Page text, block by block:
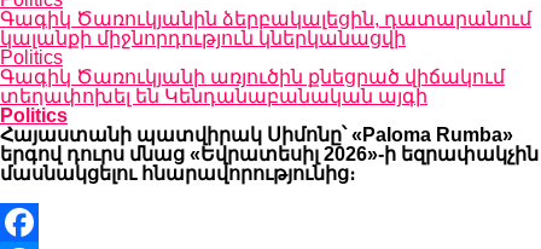
Գագիկ Ծառուկյանին ձերբակալեցին, դատարանում
կալանքի միջնորդություն կներկանացվի
Politics
Գագիկ Ծառուկյանի առյուծին քնեցրած վիճակում
տեղափոխել են Կենդանաբանական այգի
Politics
Հայաստանի պատվիրակ Սիմոնը՝ «Paloma Rumba»
երգով դուրս մնաց «Եվրատեսիլ 2026»-ի եզրափակչին
մասնակցելու հնարավորությունից։